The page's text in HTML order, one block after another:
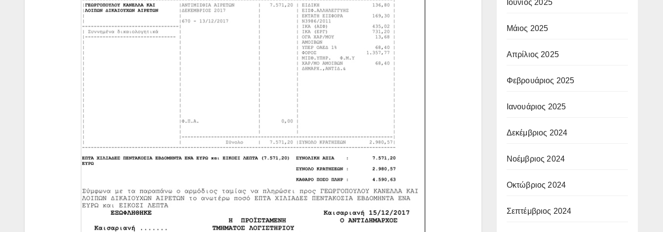
Ιούνιος 2025
Μάιος 2025
Απρίλιος 2025
Φεβρουάριος 2025
Ιανουάριος 2025
Δεκέμβριος 2024
Νοέμβριος 2024
Οκτώβριος 2024
Σεπτέμβριος 2024